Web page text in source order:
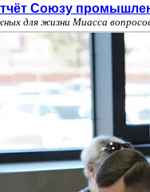
Союзу
для жизни Миасса